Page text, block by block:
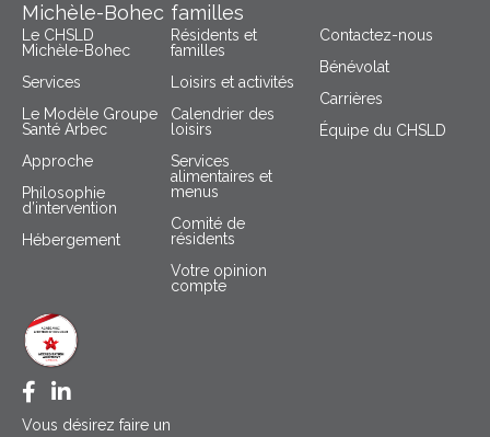
Michèle-Bohec familles
Le CHSLD
Michèle-Bohec
Services
Le Modèle Groupe
Santé Arbec
Approche
Philosophie
d’intervention
Hébergement
Résidents et
familles
Loisirs et activités
Calendrier des
loisirs
Services
alimentaires et
menus
Comité de
résidents
Votre opinion
compte
Contactez-nous
Bénévolat
Carrières
Équipe du CHSLD
Facebook CHSLD Michèle Bohec
LinkedIn Groupe Santé Arbec
Vous désirez faire un